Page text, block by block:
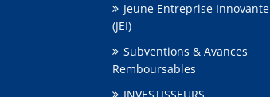
Jeune Entreprise Innovante
(JEI)
Subventions & Avances
Remboursables